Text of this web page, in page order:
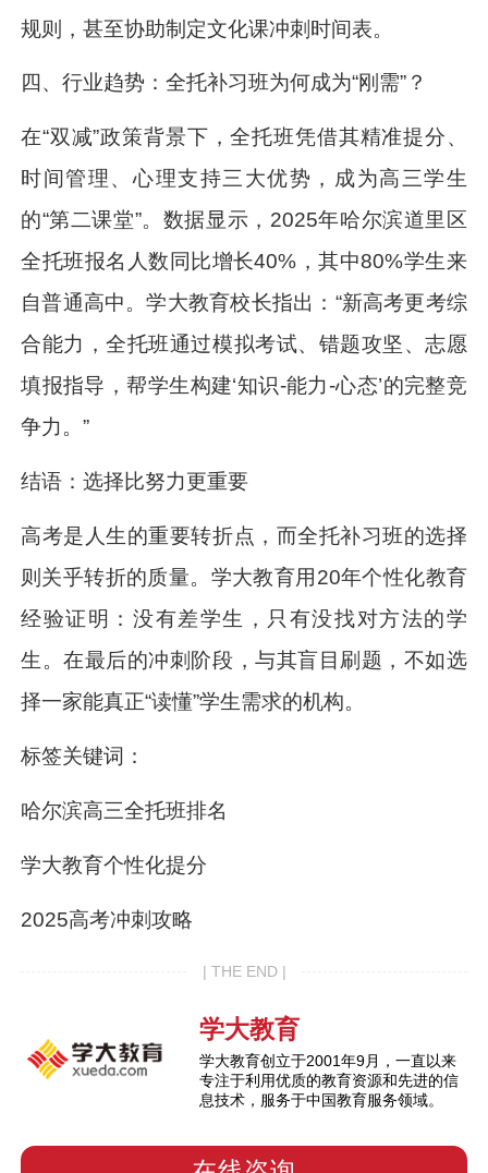
规则，甚至协助制定文化课冲刺时间表。
四、行业趋势：全托补习班为何成为“刚需”？
在“双减”政策背景下，全托班凭借其精准提分、
时间管理、心理支持三大优势，成为高三学生
的“第二课堂”。数据显示，2025年哈尔滨道里区
全托班报名人数同比增长40%，其中80%学生来
自普通高中。学大教育校长指出：“新高考更考综
合能力，全托班通过模拟考试、错题攻坚、志愿
填报指导，帮学生构建‘知识-能力-心态’的完整竞
争力。”
结语：选择比努力更重要
高考是人生的重要转折点，而全托补习班的选择
则关乎转折的质量。学大教育用20年个性化教育
经验证明：没有差学生，只有没找对方法的学
生。在最后的冲刺阶段，与其盲目刷题，不如选
择一家能真正“读懂”学生需求的机构。
标签关键词：
哈尔滨高三全托班排名
学大教育个性化提分
2025高考冲刺攻略
| THE END |
学大教育
学大教育创立于2001年9月，一直以来
专注于利用优质的教育资源和先进的信
息技术，服务于中国教育服务领域。